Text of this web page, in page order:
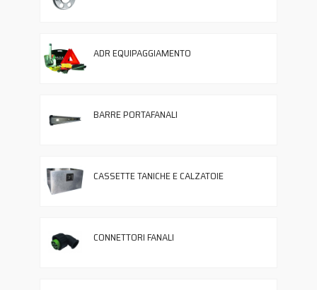
ADR EQUIPAGGIAMENTO
BARRE PORTAFANALI
CASSETTE TANICHE E CALZATOIE
CONNETTORI FANALI